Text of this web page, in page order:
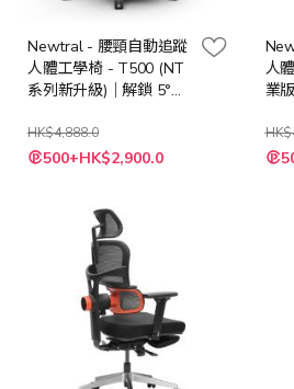
Newtral - 腰頸自動追蹤
人體工學椅 - T500 (NT
系列新升級)｜解鎖 5°前
回彈頭枕
HK$4,888.0
500+HK$2,900.0
人
業
特
殊